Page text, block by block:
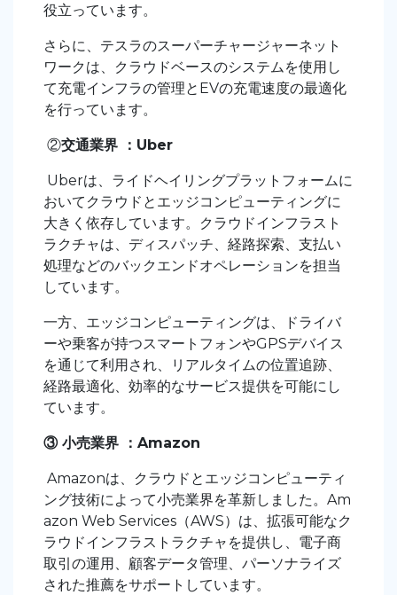
役立っています。
さらに、テスラのスーパーチャージャーネット
ワークは、クラウドベースのシステムを使用し
て充電インフラの管理とEVの充電速度の最適化
を行っています。
②交通業界 ：Uber
Uberは、ライドヘイリングプラットフォームに
おいてクラウドとエッジコンピューティングに
大きく依存しています。クラウドインフラスト
ラクチャは、ディスパッチ、経路探索、支払い
処理などのバックエンドオペレーションを担当
しています。
一方、エッジコンピューティングは、ドライバ
ーや乗客が持つスマートフォンやGPSデバイス
を通じて利用され、リアルタイムの位置追跡、
経路最適化、効率的なサービス提供を可能にし
ています。
③ 小売業界 ：Amazon
Amazonは、クラウドとエッジコンピューティ
ング技術によって小売業界を革新しました。Am
azon Web Services（AWS）は、拡張可能なク
ラウドインフラストラクチャを提供し、電子商
取引の運用、顧客データ管理、パーソナライズ
された推薦をサポートしています。